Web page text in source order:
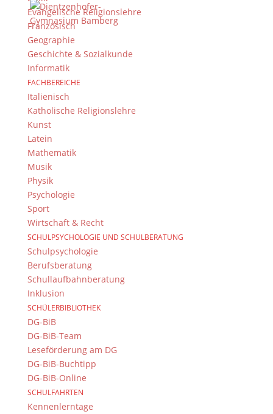
Evangelische Religionslehre
Französisch
Geographie
Geschichte & Sozialkunde
Informatik
FACHBEREICHE
Italienisch
Katholische Religionslehre
Kunst
Latein
Mathematik
Musik
Physik
Psychologie
Sport
Wirtschaft & Recht
SCHULPSYCHOLOGIE UND SCHULBERATUNG
Schulpsychologie
Berufsberatung
Schullaufbahnberatung
Inklusion
SCHÜLERBIBLIOTHEK
DG-BiB
DG-BiB-Team
Leseförderung am DG
DG-BiB-Buchtipp
DG-BiB-Online
SCHULFAHRTEN
Kennenlerntage
Gute Stimmung in der abschließenden Plenumsphase
Suche
Newsarchiv
Newsarchiv
Das DG
Dientzenhofer-Gymnasium Bamberg
Feldkirchenstr. 20-22
96052 Bamberg